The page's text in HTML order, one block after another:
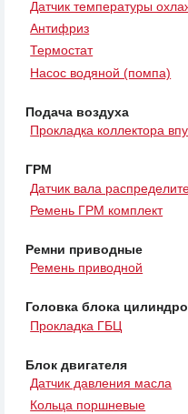
Датчик температуры
Антифриз
Термостат
Насос водяной (помпа)
Подача воздуха
Прокладка коллектора
ГРМ
Датчик вала
Ремень ГРМ комплект
Ремни приводные
Ремень приводной
Головка блока
Прокладка ГБЦ
Блок двигателя
Датчик давления масла
Кольца поршневые